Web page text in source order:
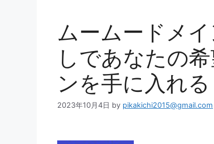
ムームードメ
しであなたの
ンを手に入れる
2023年10月4日 by pikakichi2015@gmail.com